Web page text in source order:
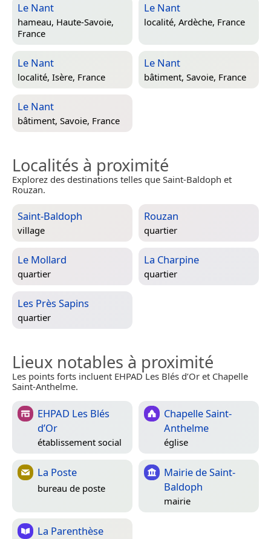
Le Nant
hameau, Haute-Savoie,
France
Le Nant
localité, Ardèche, France
Le Nant
localité, Isère, France
Le Nant
bâtiment, Savoie, France
Le Nant
bâtiment, Savoie, France
Localités à proximité
Explorez des destinations telles que Saint-Baldoph et
Rouzan.
Saint-Baldoph
village
Rouzan
quartier
Le Mollard
quartier
La Charpine
quartier
Les Près Sapins
quartier
Lieux notables à proximité
Les points forts incluent EHPAD Les Blés d’Or et Chapelle
Saint-Anthelme.
EHPAD Les Blés
d’Or
établissement social
Chapelle Saint-
Anthelme
église
La Poste
bureau de poste
Mairie de Saint-
Baldoph
mairie
La Parenthèse